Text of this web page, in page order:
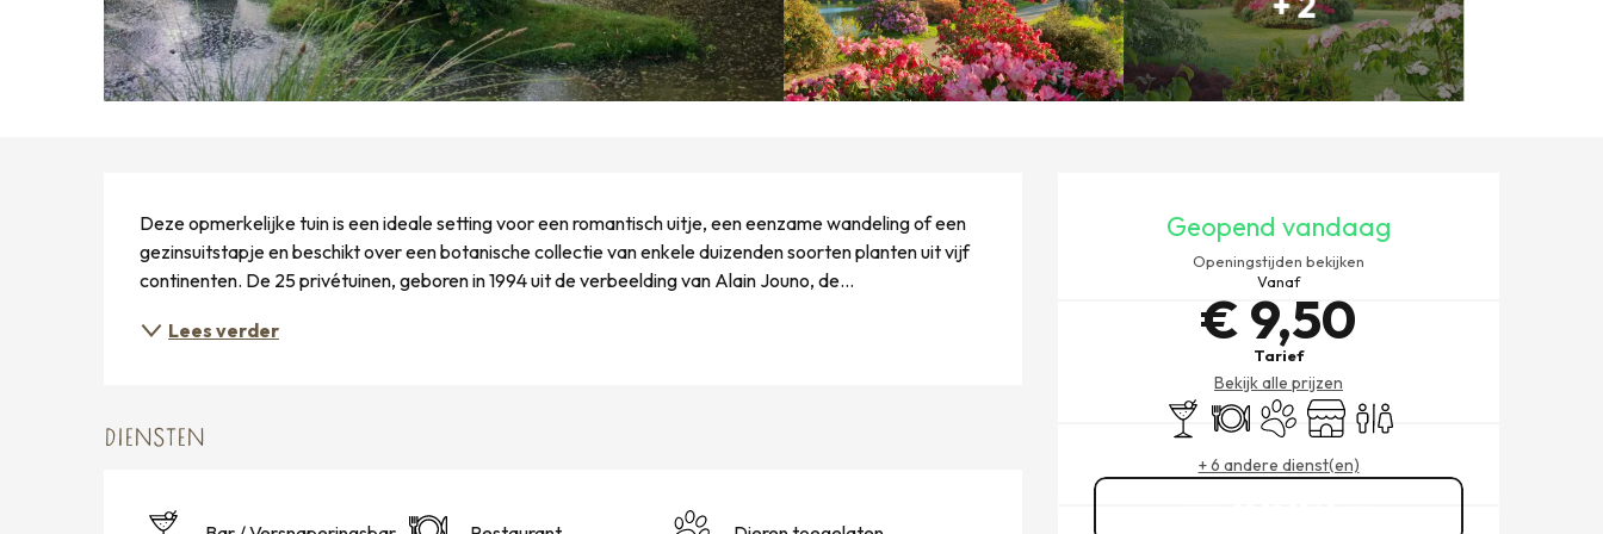
Geopend vandaag
Openingstijden bekijken
Vanaf
€ 9,50
Tarief
Bekijk alle prijzen
Bar / Versnaperingsbar
RestaurantDieren toegelaten
Winkel opToiletten
+ 6 andere dienst(en)
Deze opmerkelijke tuin is een ideale setting voor een romantisch uitje, een eenzame wandeling of een
gezinsuitstapje en beschikt over een botanische collectie van enkele duizenden soorten planten uit vijf
continenten. De 25 privétuinen, geboren in 1994 uit de verbeelding van Alain Jouno, de...
Lees verder
DIENSTEN